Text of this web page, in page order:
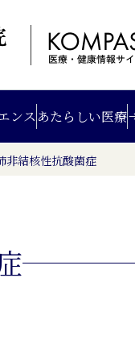
ンス あたらしい医療
非結核性抗酸菌症